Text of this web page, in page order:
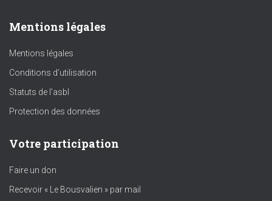
Mentions légales
Mentions légales
Conditions d’utilisation
Statuts de l’asbl
Protection des données
Votre participation
Faire un don
Recevoir « Le Bousvalien » par mail